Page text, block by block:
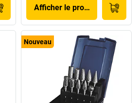
Afficher le produit
Nouveau